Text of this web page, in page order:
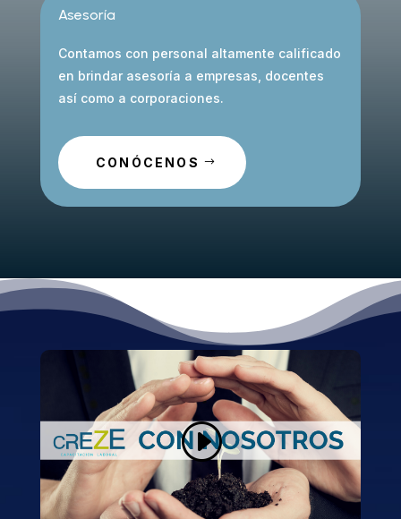
Asesoría
Contamos con personal altamente calificado
en brindar asesoría a empresas, docentes
así como a corporaciones.
CONÓCENOS